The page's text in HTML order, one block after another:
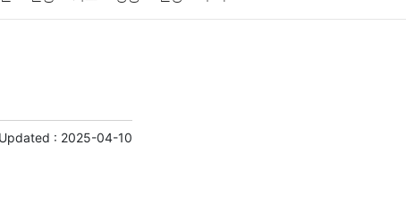
: 2025-04-10